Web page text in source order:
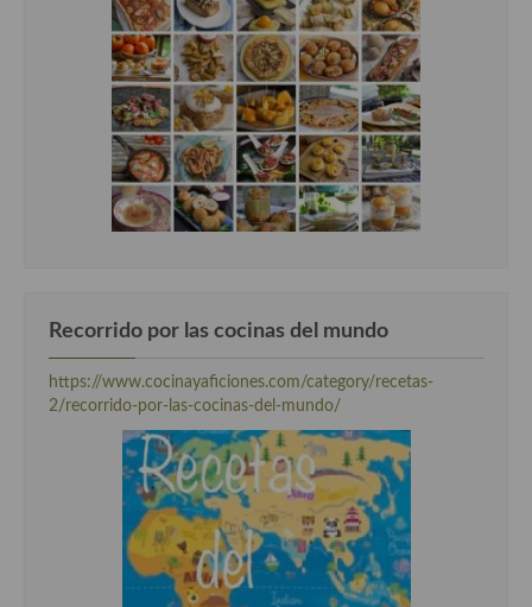
Cocina Danesa
Cocina de la Republica Checa
Cocina de Polonia
Cocina de Ucrania
Cocina Eslovena
Cocina Holandesa
Cocina Hungara
Cocina Irlanda
Cocina Italiana
Cocina Luxemburgo
Recorrido por las cocinas del mundo
https://www.cocinayaficiones.com/category/recetas-
2/recorrido-por-las-cocinas-del-mundo/